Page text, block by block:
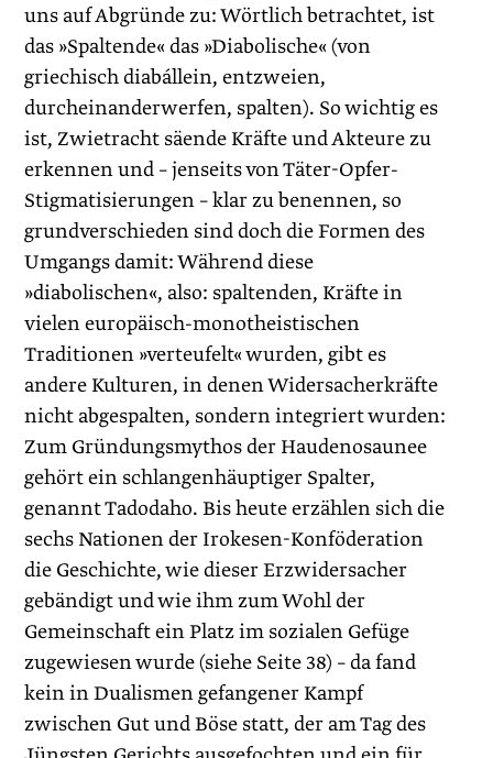
uns auf Abgründe zu: Wörtlich betrachtet, ist
das »Spaltende« das »Diabolische« (von
griechisch diabállein, entzweien,
durcheinanderwerfen, spalten). So wichtig es
ist, Zwietracht säende Kräfte und Akteure zu
erkennen und – jenseits von Täter-Opfer-
Stigmatisierungen – klar zu benennen, so
grundverschieden sind doch die Formen des
Umgangs damit: Während diese
»diabolischen«, also: spaltenden, Kräfte in
vielen europäisch-monotheistischen
Traditionen »verteufelt« wurden, gibt es
andere Kulturen, in denen Widersacherkräfte
nicht abgespalten, sondern integriert wurden:
Zum Gründungsmythos der Haudenosaunee
gehört ein schlangenhäuptiger Spalter,
genannt Tadodaho. Bis heute erzählen sich die
sechs Nationen der Irokesen-Konföderation
die Geschichte, wie dieser Erzwidersacher
gebändigt und wie ihm zum Wohl der
Gemeinschaft ein Platz im sozialen Gefüge
zugewiesen wurde (siehe Seite 38) – da fand
kein in Dualismen gefangener Kampf
zwischen Gut und Böse statt, der am Tag des